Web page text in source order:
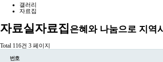
갤러리
자료집
자료실자료집은혜와 나눔으로 지역
Total 116건 3 페이지
번호